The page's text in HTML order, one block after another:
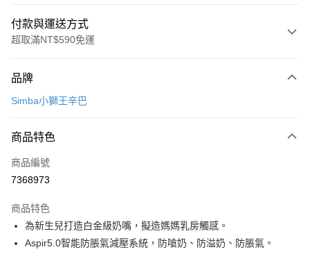
付款與運送方式
超取滿NT$590免運
信用卡一次付款
LINE Pay
Apple Pay
悠遊付
Google Pay
品牌
Simba小獅王辛巴
商品特色
商品編號
7368973
商品特色
為新生兒打造白金級奶嘴，擬造媽媽乳房觸感。
Aspir5.0智能防脹氣減壓系統，防嗆奶、防溢奶、防脹氣。